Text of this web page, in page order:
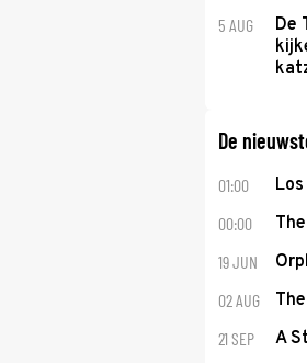
5 AUG
De
De
01:00
00:00
19 JUN
02 AUG
21 SEP A